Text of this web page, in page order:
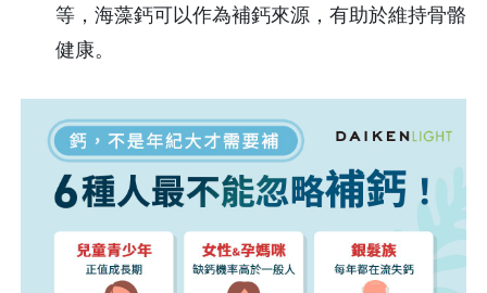
等，海藻鈣可以作為補鈣來源，有助於維持骨骼
健康。